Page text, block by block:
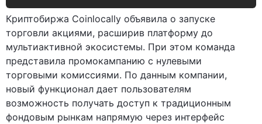
Криптобиржа Coinlocally объявила о запуске
торговли акциями, расширив платформу до
мультиактивной экосистемы. При этом команда
представила промокампанию с нулевыми
торговыми комиссиями. По данным компании,
новый функционал дает пользователям
возможность получать доступ к традиционным
фондовым рынкам напрямую через интерфейс